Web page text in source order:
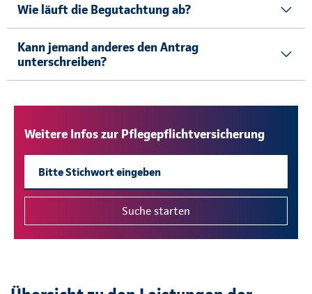
Wie läuft die Begutachtung ab?
Kann jemand anderes den Antrag
unterschreiben?
Weitere Infos zur Pflegepflichtversicherung